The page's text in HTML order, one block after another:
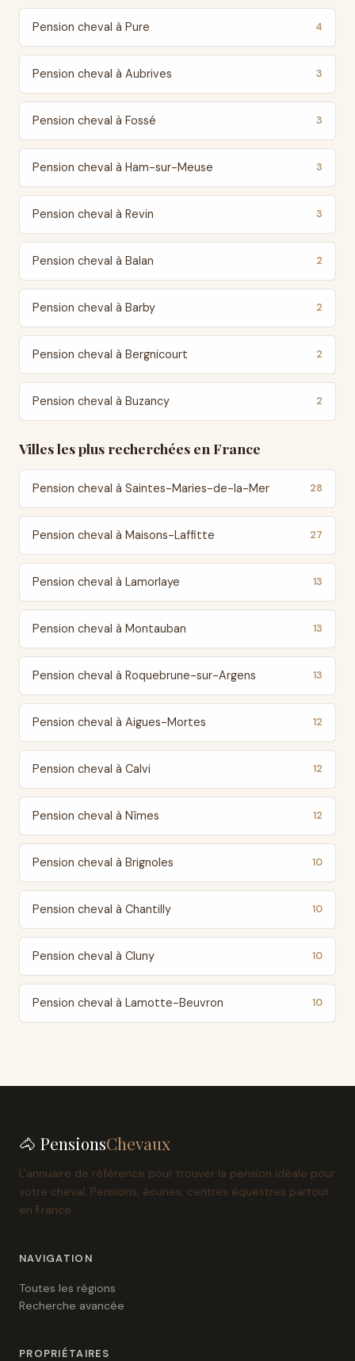
Pension cheval à Pure 4
Pension cheval à Aubrives 3
Pension cheval à Fossé 3
Pension cheval à Ham-sur-Meuse 3
Pension cheval à Revin 3
Pension cheval à Balan 2
Pension cheval à Barby 2
Pension cheval à Bergnicourt 2
Pension cheval à Buzancy 2
Villes les plus recherchées en France
Pension cheval à Saintes-Maries-de-la-Mer 28
Pension cheval à Maisons-Laffitte 27
Pension cheval à Lamorlaye 13
Pension cheval à Montauban 13
Pension cheval à Roquebrune-sur-Argens 13
Pension cheval à Aigues-Mortes 12
Pension cheval à Calvi 12
Pension cheval à Nîmes 12
Pension cheval à Brignoles 10
Pension cheval à Chantilly 10
Pension cheval à Cluny 10
Pension cheval à Lamotte-Beuvron 10
🐴 PensionsChevaux
L'annuaire de référence pour trouver la pension idéale pour
votre cheval. Pensions, écuries, centres équestres partout
en France.
NAVIGATION
Toutes les régions
Recherche avancée
PROPRIÉTAIRES